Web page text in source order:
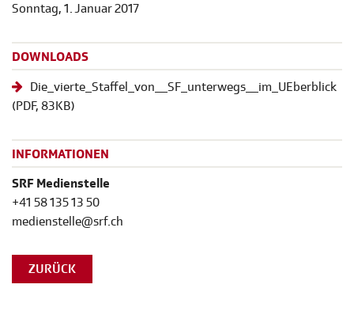
Sonntag, 1. Januar 2017
DOWNLOADS
Die_vierte_Staffel_von__SF_unterwegs__im_UEberblick
(PDF, 83KB)
INFORMATIONEN
SRF Medienstelle
+41 58 135 13 50
medienstelle@srf.ch
ZURÜCK